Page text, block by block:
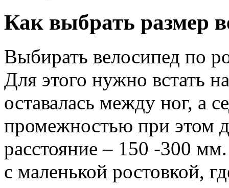
Как выбрать размер
Выбирать велосипед по
Для этого нужно встать
оставалась между ног, а
промежностью при этом
расстояние – 150 -300
с маленькой ростовкой,